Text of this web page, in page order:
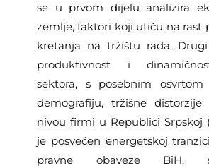
se u prvom dijelu analizira
zemlje, faktori koji utiču na rast
kretanja na tržištu rada.
produktivnost i
sektora, s posebnim
demografiju, tržišne
nivou firmi u Republici Srpskoj
je posvećen energetskoj
pravne obaveze BiH,